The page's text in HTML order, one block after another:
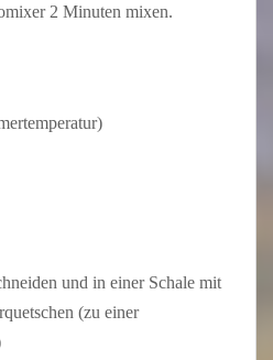
2 Minuten mixen.
und in einer Schale mit
(zu einer